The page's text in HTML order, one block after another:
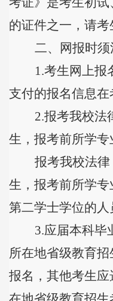
的证件之一，请考
二、网报时
1.考生 网上报
支付的报名信息
2.报考我校法
生，报考前所学专
报考我校法
生，报考前所学
第二学士学位的人
3.应届本科毕
所在地省级教育
报名，其他考生